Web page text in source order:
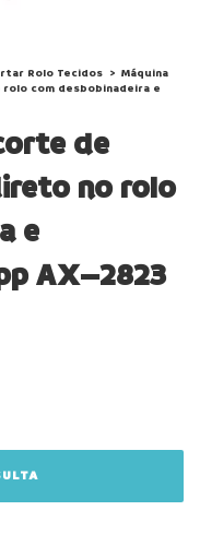
Rolo Tecidos > Máquina
com desbobinadeira e
de
no rolo
e
AX–2823